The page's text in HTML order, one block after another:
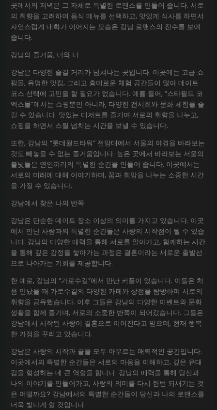
곳에서의 저녁은 그 자체로 특별한 로맨스를 만들어 줍니다. 서로
의 취향을 고려하여 음식 메뉴를 선택하고, 맛있게 식사를 하면서
자연스럽게 대화가 이어지는 모습은 강남 로맨스의 진수를 보여
줍니다.
강남의 즐거움, 너와 나
강남은 다양한 즐길 거리가 넘쳐나는 곳입니다. 이곳에는 고급 쇼
핑몰, 유명한 맛집, 그리고 흥미로운 체험 공간들이 많아 데이트
코스 선택에 고민을 할 필요가 없습니다. 예를 들어, “스타필드 코
엑스몰”에서는 쇼핑뿐만 아니라, 다양한 전시회와 문화 체험을 즐
길 수 있습니다. 맛있는 디저트를 즐기며 서로의 취향을 나누고,
쇼핑을 하면서 스릴 넘치는 시간을 보낼 수 있습니다.
또한, 강남의 “롯데월드타워” 전망대에서 서울의 야경을 바라보는
것도 빼놓을 수 없는 즐거움입니다. 높은 곳에서 바라보는 서울의
불빛들은 연인끼리의 특별한 순간을 만들어 줍니다. 이곳에서는
서로의 미래에 대해 이야기하며, 꿈과 희망을 나누는 소중한 시간
을 가질 수 있습니다.
강남에서 찾은 나의 반쪽
강남은 단순한 데이트 장소 이상의 의미를 가지고 있습니다. 이곳
에서 만난 사람과의 특별한 순간들은 사랑의 시작점이 될 수 있습
니다. 강남의 다양한 매력을 통해 서로를 알아가고, 함께하는 시간
을 통해 깊은 감정을 쌓아가는 과정은 결혼이라는 새로운 출발선
으로 나아가는 기회를 제공합니다.
한 예로, 강남의 “가로수길”에서 만난 커플이 있습니다. 이들은 처
음 만났을 때 가로수길의 다양한 카페와 상점을 탐방하며 서로의
취향을 공유했습니다. 이후 그들은 강남의 다양한 이벤트와 문화
생활을 함께 즐기며, 서로의 소중한 반쪽이 되어갔습니다. 그들은
강남에서 시작된 사랑이 결혼으로 이어진다고 믿으며, 현재 행복
한 가정을 꾸리고 있습니다.
강남은 사랑의 시작과 끝을 모두 아우르는 매력적인 공간입니다.
이곳에서의 특별한 순간들은 서로의 마음을 이해하고, 깊은 유대
감을 형성하는 데 큰 역할을 합니다. 강남의 매력을 통해 당신과
나의 이야기를 만들어가고, 사랑의 의미를 다시 한번 되새기는 것
은 어떨까요? 강남에서의 특별한 순간들이 당신과 나의 로맨스를
더욱 빛나게 할 것입니다.